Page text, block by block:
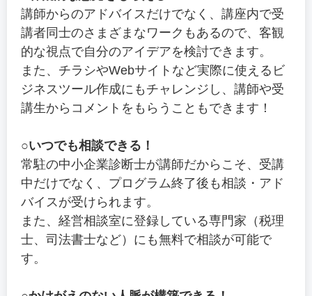
講師からのアドバイスだけでなく、講座内で受
講者同士のさまざまなワークもあるので、客観
的な視点で自分のアイデアを検討できます。
また、チラシやWebサイトなど実際に使えるビ
ジネスツール作成にもチャレンジし、講師や受
講生からコメントをもらうこともできます！
○いつでも相談できる！
常駐の中小企業診断士が講師だからこそ、受講
中だけでなく、プログラム終了後も相談・アド
バイスが受けられます。
また、経営相談室に登録している専門家（税理
士、司法書士など）にも無料で相談が可能で
す。